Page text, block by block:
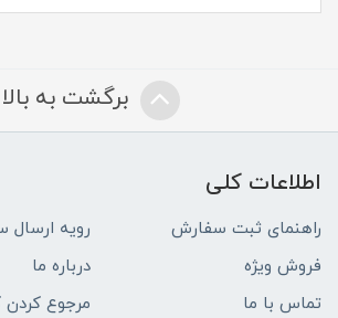
برگشت به بالا
اطلاعات کلی
راهنمای ثبت سفارش
رویه
فروش ویژه
درباره ما
تماس با ما
مرجوع کردن